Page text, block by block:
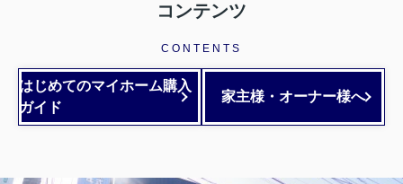
コンテンツ
CONTENTS
はじめてのマイホーム購入
ガイド
家主様・オーナー様へ